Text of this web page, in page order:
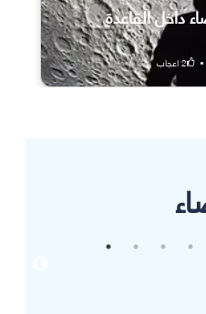
داخل القاعدة
•
2اعجاب